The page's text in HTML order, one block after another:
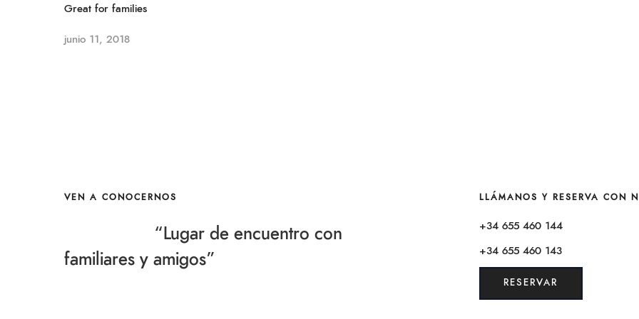
Great for families
junio 11, 2018
VEN A CONOCERNOS
“Lugar de encuentro con
familiares y amigos”
LLÁMANOS Y RESERVA CON
+34 655 460 144
+34 655 460 143
RESERVAR